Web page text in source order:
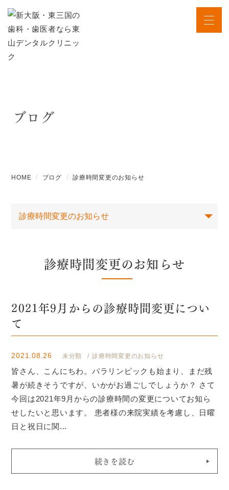
ブログ
HOME ブログ 診療時間変更のお知らせ
診療時間変更のお知らせ
2021年9月からの診療時間変更につい
て
2021.08.26 未分類 診療時間変更のお知らせ
皆さん、こんにちわ。パラリンピックも始まり、まだ残
暑が続きそうですが、いかがお過ごしでしょうか？ さて
今回は2021年9月からの診療時間の変更についてお知ら
せしたいと思います。 患者様の来院実績を考慮し、日曜
日と祝日に関...
続きを読む